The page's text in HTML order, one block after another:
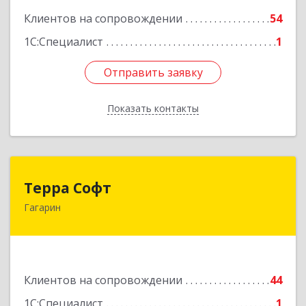
Клиентов на сопровождении
54
1С:Специалист
1
Отправить заявку
Показать контакты
Отправить заявку
Назад
Терра Софт
Гагарин
Клиентов на сопровождении
44
215010, Смоленская обл, Гагарин г, Ленина ул,